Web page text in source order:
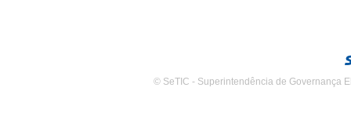
© SeTIC - Superintendência de Governança